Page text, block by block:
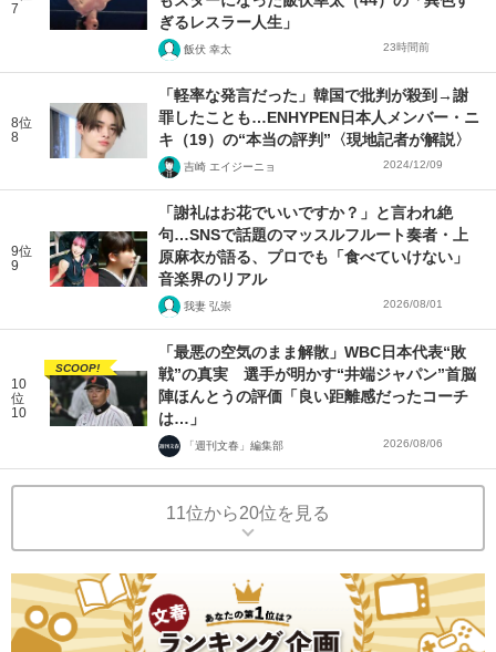
7
ぎるレスラー人生」
飯伏 幸太 23時間前
8位
8
「軽率な発言だった」韓国で批判が殺到→謝
罪したことも…ENHYPEN日本人メンバー・ニ
キ（19）の“本当の評判”〈現地記者が解説〉
吉崎 エイジーニョ 2024/12/09
9位
9
「謝礼はお花でいいですか？」と言われ絶
句…SNSで話題のマッスルフルート奏者・上
原麻衣が語る、プロでも「食べていけない」
音楽界のリアル
我妻 弘崇 2026/08/01
10
位
10
SCOOP!
「最悪の空気のまま解散」WBC日本代表“敗
戦”の真実 選手が明かす“井端ジャパン”首脳
陣ほんとうの評価「良い距離感だったコーチ
は…」
「週刊文春」編集部 2026/08/06
11位から20位を見る